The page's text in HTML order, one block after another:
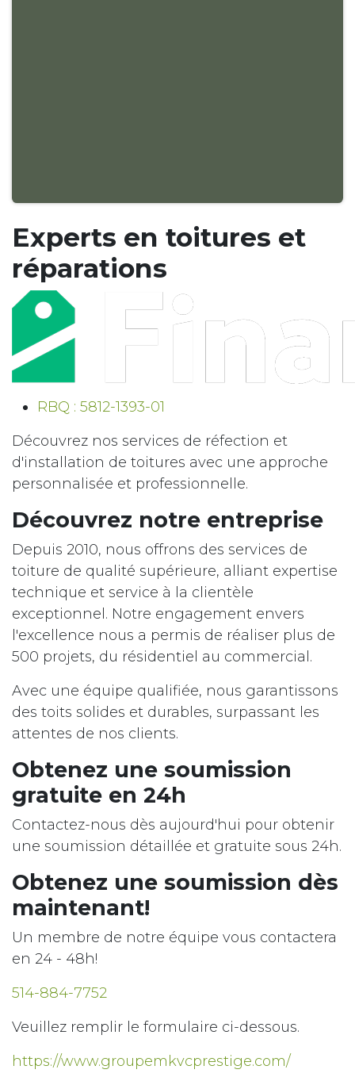
Experts en toitures et
réparations
RBQ : 5812-1393-01
Découvrez nos services de réfection et
d'installation de toitures avec une approche
personnalisée et professionnelle.
Découvrez notre entreprise
Depuis 2010, nous offrons des services de
toiture de qualité supérieure, alliant expertise
technique et service à la clientèle
exceptionnel. Notre engagement envers
l'excellence nous a permis de réaliser plus de
500 projets, du résidentiel au commercial.
Avec une équipe qualifiée, nous garantissons
des toits solides et durables, surpassant les
attentes de nos clients.
Obtenez une soumission
gratuite en 24h
Contactez-nous dès aujourd'hui pour obtenir
une soumission détaillée et gratuite sous 24h.
Obtenez une soumission dès
maintenant!
Un membre de notre équipe vous contactera
en 24 - 48h!
514-884-7752
Veuillez remplir le formulaire ci-dessous.
https://www.groupemkvcprestige.com/